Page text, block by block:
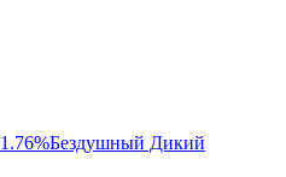
1.76%Бездушный Дикий